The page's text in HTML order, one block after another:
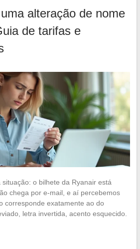
alteração de nome
de tarifas e
o bilhete da Ryanair está
chega por e-mail, e aí percebemos
corresponde exatamente ao do
letra invertida, acento esquecido.